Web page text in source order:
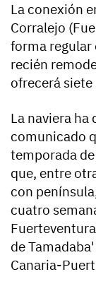
La conexión
Corralejo
forma regular
recién
ofrecerá
La naviera ha
comunicado
temporada
que, entre
con
cuatro
de
Canaria-